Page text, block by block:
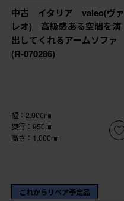
中古 イタリア valeo(ヴァ
レオ) 高級感ある空間を演
出してくれるアームソファ
(R-070286)
幅：2,000㎜
奥行：950㎜
高さ：1,000㎜
これからリペア予定品